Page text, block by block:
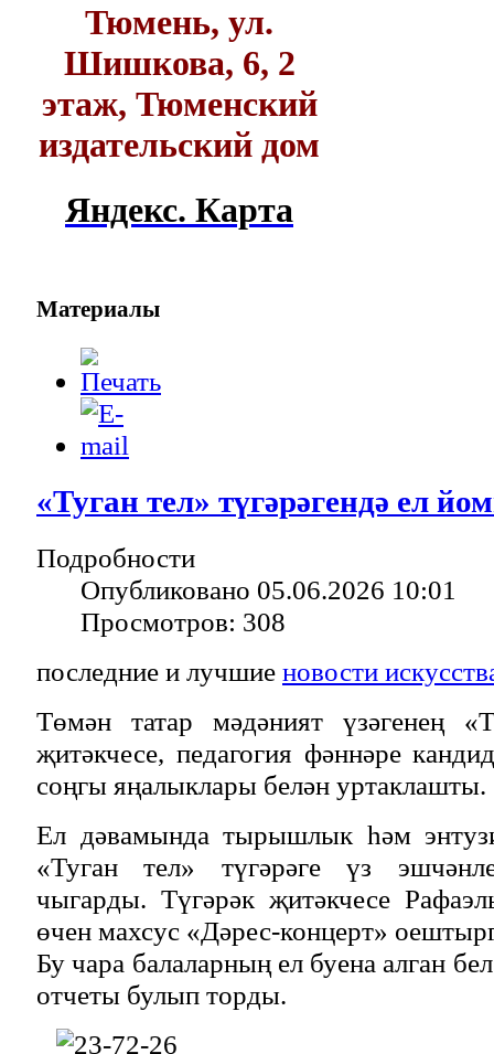
Тюмень, ул.
Шишкова, 6, 2
этаж, Тюменский
издательский дом
Яндекс. Карта
Материалы
«Туган тел» түгәрәгендә ел
Подробности
Опубликовано 05.06.2026 10:01
Просмотров: 308
последние и лучшие новости
Төмән татар мәдәният үзәгенең
җитәкчесе, педагогия фәннәре
соңгы яңалыклары белән уртаклашты.
Ел дәвамында тырышлык һәм
«Туган тел» түгәрәге үз
чыгарды. Түгәрәк җитәкчесе
өчен махсус «Дәрес-концерт»
Бу чара балаларның ел буена алган
отчеты булып торды.